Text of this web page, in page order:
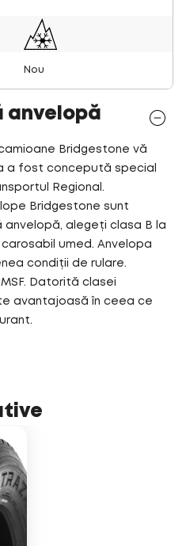
Nou
anvelopă
Bridgestone vă
a fost concepută special
Regional.
Bridgestone sunt
alegeți clasa B la
umed. Anvelopa
condiții de rulare.
Datorită clasei
avantajoasă în ceea ce